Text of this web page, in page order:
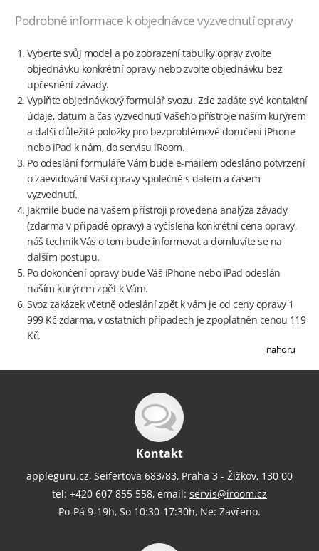
Podrobné informace k objednávce vyzvednutí opravy
Vyberte svůj model a po zobrazení tabulky oprav zvolte
objednávku konkrétní opravy nebo zvolte objednávku bez
upřesnění závady.
Vyplňte objednávkový formulář svozu. Zde zadáte své kontaktní
údaje, datum a čas vyzvednutí Vašeho přístroje naším kurýrem
a další důležité položky pro bezproblémové doručení iPhone
nebo iPad k nám, do servisu iRoom.
Po odeslání formuláře Vám bude e-mailem odesláno potvrzení
o zaevidování Vaší opravy společně s datem a časem
vyzvednutí.
Jakmile bude na vašem přístroji provedena analýza závady
(zdarma v případě opravy) a vyčíslena konkrétní cena opravy,
náš technik Vás o tom bude informovat a domluvíte se na
dalším postupu.
Po dokončení opravy bude Váš iPhone nebo iPad odeslán
naším kurýrem zpět k Vám.
Svoz zakázek včetně odeslání zpět k vám je od ceny opravy 1
999 Kč zdarma, v ostatních případech je zpoplatněn cenou 119
Kč.
nahoru
Kontakt
appleguru.cz, Seifertova 683/83, Praha 3 - Žižkov, 130 00
tel: +420 607 855 558, email: servis@iroom.cz
Po-Pá 9-19h, So 10:30-17:30h, Ne: Zavřeno.